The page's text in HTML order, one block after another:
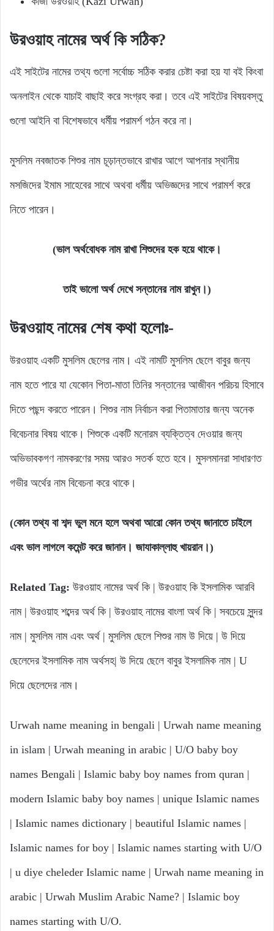
উরওয়াহ নামের অর্থ কি সঠিক?
এই সাইটের নামের তথ্য গুলো সর্বোচ্চ সঠিক করার চেষ্টা করা হয় যা বই কিংবা
অনলাইন থেকে যাচাই বাছাই করে সংগ্রহ করা। তবে এই সাইটের বিষয়বস্তু
গুলো আইনি বা বিশেষভাবে ধর্মীয় পরামর্শ গঠন করে না।
মুসলিম নবজাতক শিশুর নাম চূড়ান্তভাবে রাখার আগে আপনার স্থানীয়
মসজিদের ইমাম সাহেবের সাথে অথবা ধর্মীয় অভিজ্ঞদের সাথে পরামর্শ করে
নিতে পারেন।
(ভাল অর্থবোধক নাম রাখা শিশুদের হক হয়ে থাকে।
তাই ভালো অর্থ দেখে সন্তানের নাম রাখুন।)
উরওয়াহ নামের শেষ কথা হলোঃ-
উরওয়াহ একটি মুসলিম ছেলের নাম। এই নামটি মুসলিম ছেলে বাবুর জন্য
নাম হতে পারে যা যেকোন পিতা-মাতা তিনির সন্তানের আজীবন পরিচয় হিসাবে
দিতে পছন্দ করতে পারেন। শিশুর নাম নির্বাচন করা পিতামাতার জন্য অনেক
বিবেচনার বিষয় থাকে। শিশুকে একটি মনোরম ব্যক্তিত্ব দেওয়ার জন্য
অভিভাবকগণ নামকরণের সময় আরও সতর্ক হতে হবে। মুসলমানরা সাধারণত
গভীর অর্থের নাম বিবেচনা করে থাকে।
(কোন তথ্য বা শব্দ ভুল মনে হলে অথবা আরো কোন তথ্য জানাতে চাইলে
এবং ভাল লাগলে কমেন্ট করে জানান। জাযাকাল্লাহু খায়রান।)
Related Tag: উরওয়াহ নামের অর্থ কি | উরওয়াহ কি ইসলামিক আরবি
নাম | উরওয়াহ শব্দের অর্থ কি | উরওয়াহ নামের বাংলা অর্থ কি | সবচেয়ে সুন্দর
নাম | মুসলিম নাম এবং অর্থ | মুসলিম ছেলে শিশুর নাম উ দিয়ে | উ দিয়ে
ছেলেদের ইসলামিক নাম অর্থসহ| উ দিয়ে ছেলে বাবুর ইসলামিক নাম | U
দিয়ে ছেলেদের নাম।
Urwah name meaning in bengali | Urwah name meaning
in islam | Urwah meaning in arabic | U/O baby boy
names Bengali | Islamic baby boy names from quran |
modern Islamic baby boy names | unique Islamic names
| Islamic names dictionary | beautiful Islamic names |
Islamic names for boy | Islamic names starting with U/O
| u diye cheleder Islamic name | Urwah name meaning in
arabic | Urwah Muslim Arabic Name? | Islamic boy
names starting with U/O.